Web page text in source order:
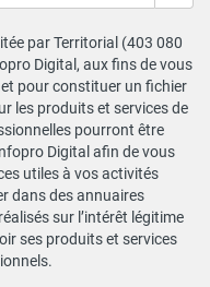
par Territorial (403 080
Digital, aux fins de vous
pour constituer un fichier
les produits et services de
pourront être
Digital afin de vous
utiles à vos activités
dans des annuaires
sur l’intérêt légitime
ses produits et services